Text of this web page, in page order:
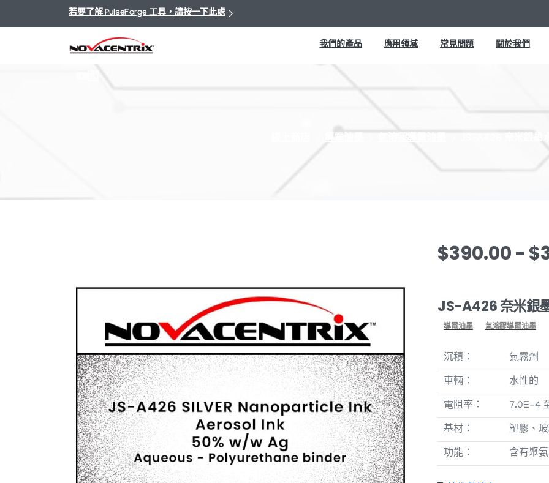
若要了解 PulseForge 工具，請按一下此處
我們的產品 應用領域 常見問題 關於我們
導電油墨 氣溶膠導電油墨 JS-A426 奈米銀墨
$390.00- $
JS-A426 奈米銀
導電油墨 氣溶膠導電油墨
沉積： 氣霧劑
車輛： 水性的
電阻率： 7.0E-4
基材： 塑膠、
功能： 含有聚